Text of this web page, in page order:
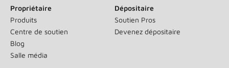
Propriétaire
Produits
Centre de soutien
Blog
Salle média
Dépositaire
Soutien Pros
Devenez dépositaire